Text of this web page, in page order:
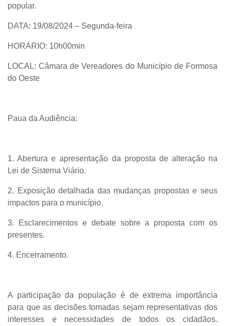
popular.
DATA: 19/08/2024 – Segunda-feira
HORÁRIO: 10h00min
LOCAL: Câmara de Vereadores do Município de Formosa
do Oeste
Paua da Audiência:
1. Abertura e apresentação da proposta de alteração na
Lei de Sistema Viário.
2. Exposição detalhada das mudanças propostas e seus
impactos para o município.
3. Esclarecimentos e debate sobre a proposta com os
presentes.
4. Encerramento.
A participação da população é de extrema importância
para que as decisões tomadas sejam representativas dos
interesses e necessidades de todos os cidadãos.